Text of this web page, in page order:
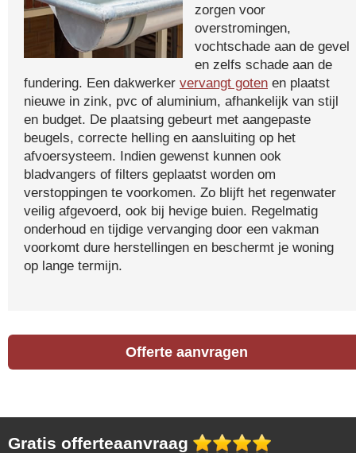
zorgen voor
overstromingen,
vochtschade aan de gevel
en zelfs schade aan de
fundering. Een dakwerker vervangt goten en plaatst
nieuwe in zink, pvc of aluminium, afhankelijk van stijl
en budget. De plaatsing gebeurt met aangepaste
beugels, correcte helling en aansluiting op het
afvoersysteem. Indien gewenst kunnen ook
bladvangers of filters geplaatst worden om
verstoppingen te voorkomen. Zo blijft het regenwater
veilig afgevoerd, ook bij hevige buien. Regelmatig
onderhoud en tijdige vervanging door een vakman
voorkomt dure herstellingen en beschermt je woning
op lange termijn.
Offerte aanvragen
Gratis offerteaanvraag